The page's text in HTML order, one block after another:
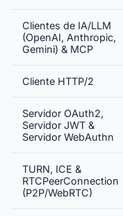
Clientes de IA/LLM
(OpenAI, Anthropic,
Gemini) & MCP
Cliente HTTP/2
Servidor OAuth2,
Servidor JWT &
Servidor WebAuthn
TURN, ICE &
RTCPeerConnection
(P2P/WebRTC)